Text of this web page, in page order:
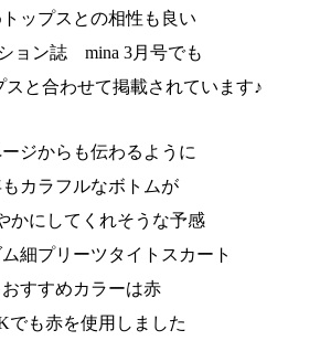
ップスとの相性も良い
ョン誌 mina 3月号でも
スと合わせて掲載されています♪
ジからも伝わるように
カラフルなボトムが
かにしてくれそうな予感
細プリーツタイトスカート
おすすめカラーは赤
でも赤を使用しました